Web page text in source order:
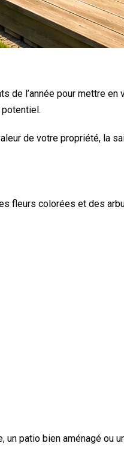
de l’année pour mettre
de votre propriété, la
fleurs colorées et des
patio bien aménagé